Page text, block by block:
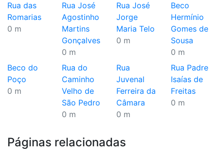
Rua das
Romarias
0 m
Rua José
Agostinho
Martins
Gonçalves
0 m
Rua José
Jorge
Maria Telo
0 m
Beco
Hermínio
Gomes de
Sousa
0 m
Beco do
Poço
0 m
Rua do
Caminho
Velho de
São Pedro
0 m
Rua
Juvenal
Ferreira da
Câmara
0 m
Rua Padre
Isaías de
Freitas
0 m
Páginas relacionadas